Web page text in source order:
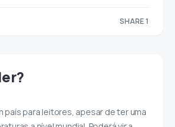
SHARE 1
país para leitores, apesar de ter uma